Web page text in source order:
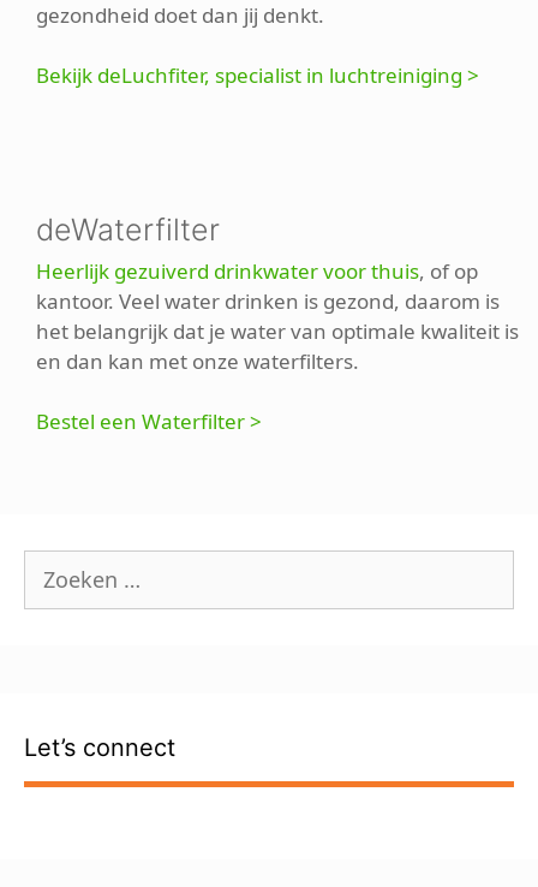
gezondheid doet dan jij denkt.
Bekijk deLuchfiter, specialist in luchtreiniging >
deWaterfilter
Heerlijk gezuiverd drinkwater voor thuis, of op
kantoor. Veel water drinken is gezond, daarom is
het belangrijk dat je water van optimale kwaliteit is
en dan kan met onze waterfilters.
Bestel een Waterfilter >
Zoek
naar:
Let’s connect